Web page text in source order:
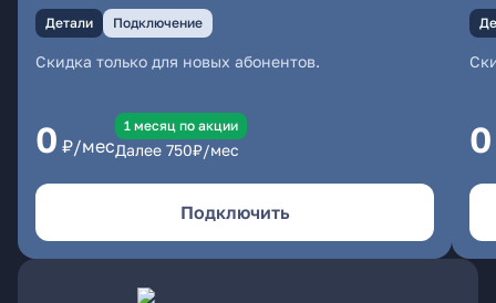
Детали Подключение
Скидка только для новых абонентов.
0 ₽/мес
1 месяц по акции
Далее 750₽/мес
Подключить
0